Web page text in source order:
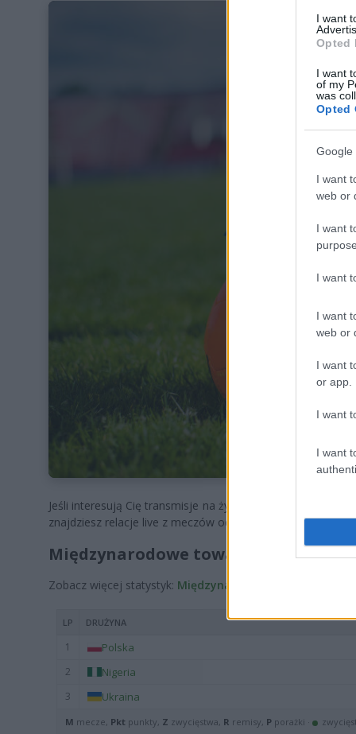
I want
Opted
I want
of my
was
Opted
Google
I want
web or
I want
I want
I want
web or
I want
or app.
I want
I want
w środę, 3
Jeśli interesują Cię transmisje na żywo z meczów
znajdziesz relacje live z meczów od Ekstraklasy do 4 ligi.
Międzynarodowe towarzyskie –
Zobacz więcej statystyk: Międzynarodowe towarzyskie